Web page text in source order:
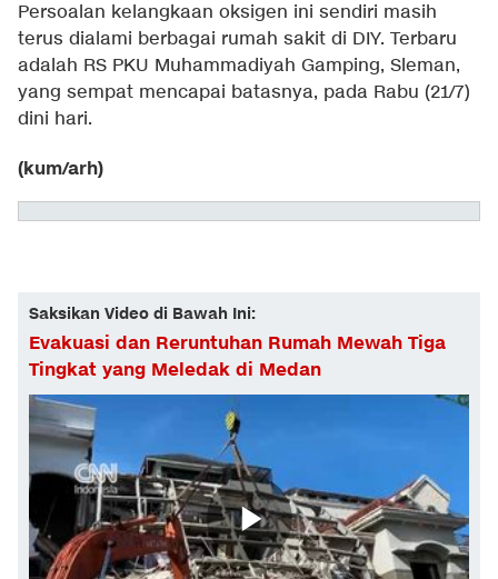
Persoalan kelangkaan oksigen ini sendiri masih
terus dialami berbagai rumah sakit di DIY. Terbaru
adalah RS PKU Muhammadiyah Gamping, Sleman,
yang sempat mencapai batasnya, pada Rabu (21/7)
dini hari.
(kum/arh)
Saksikan Video di Bawah Ini:
Evakuasi dan Reruntuhan Rumah Mewah Tiga
Tingkat yang Meledak di Medan